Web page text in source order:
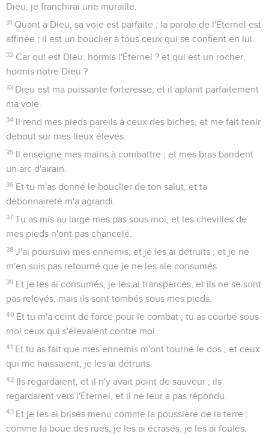
Dieu, je franchirai une muraille.
31 Quant à Dieu, sa voie est parfaite ; la parole de l'Éternel est
affinée ; il est un bouclier à tous ceux qui se confient en lui.
32 Car qui est Dieu, hormis l'Éternel ? et qui est un rocher,
hormis notre Dieu ?
33 Dieu est ma puissante forteresse, et il aplanit parfaitement
ma voie.
34 Il rend mes pieds pareils à ceux des biches, et me fait tenir
debout sur mes lieux élevés.
35 Il enseigne mes mains à combattre ; et mes bras bandent
un arc d'airain.
36 Et tu m'as donné le bouclier de ton salut, et ta
débonnaireté m'a agrandi.
37 Tu as mis au large mes pas sous moi, et les chevilles de
mes pieds n'ont pas chancelé.
38 J'ai poursuivi mes ennemis, et je les ai détruits ; et je ne
m'en suis pas retourné que je ne les aie consumés.
39 Et je les ai consumés, je les ai transpercés, et ils ne se sont
pas relevés, mais ils sont tombés sous mes pieds.
40 Et tu m'a ceint de force pour le combat ; tu as courbé sous
moi ceux qui s'élevaient contre moi.
41 Et tu as fait que mes ennemis m'ont tourné le dos ; et ceux
qui me haïssaient, je les ai détruits.
42 Ils regardaient, et il n'y avait point de sauveur ; ils
regardaient vers l'Éternel, et il ne leur a pas répondu.
43 Et je les ai brisés menu comme la poussière de la terre ;
comme la boue des rues, je les ai écrasés, je les ai foulés.